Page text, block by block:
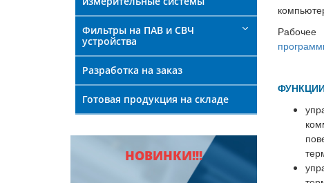
Фильтры на ПАВ и СВЧ
устройства
Разработка на заказ
Готовая продукция на складе
НОВИНКИ!!!